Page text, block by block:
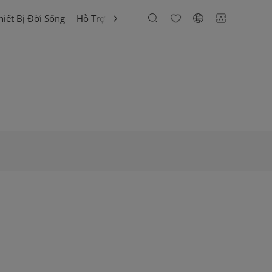
Bị Đời Sống Hỗ Trợ Khách Hàng